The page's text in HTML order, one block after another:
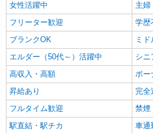
時給1600円〜
通費全支給(ガソリン
四條畷市 交通費
キープ
アルバイト パート
サービス付高齢者向け住宅 エルダーガー
介護職員（ヘルパ
時給1,565円〜
女性活躍中
主婦
フリーター歓迎
学歴
ブランクOK
ミ
エルダー（50代～）活躍中
シニ
高収入・高額
ボー
昇給あり
完全
フルタイム歓迎
禁煙
駅直結・駅チカ
車通